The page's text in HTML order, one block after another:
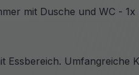
mit Dusche und WC -
Essbereich. Umfangreiche